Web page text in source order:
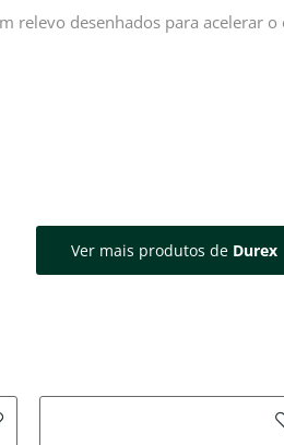
relevo desenhados para acelerar
Ver mais produtos de Durex